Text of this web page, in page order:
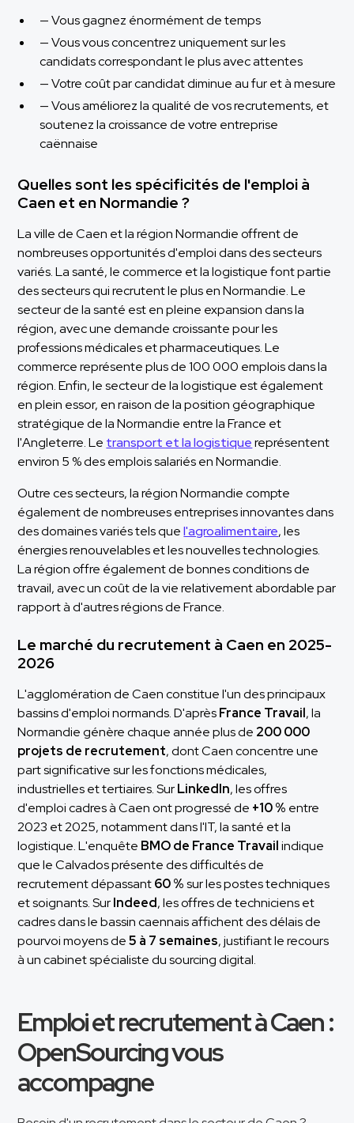
— Vous gagnez énormément de temps
— Vous vous concentrez uniquement sur les
candidats correspondant le plus avec attentes
— Votre coût par candidat diminue au fur et à mesure
— Vous améliorez la qualité de vos recrutements, et
soutenez la croissance de votre entreprise
caënnaise
Quelles sont les spécificités de l'emploi à
Caen et en Normandie ?
La ville de Caen et la région Normandie offrent de
nombreuses opportunités d'emploi dans des secteurs
variés. La santé, le commerce et la logistique font partie
des secteurs qui recrutent le plus en Normandie. Le
secteur de la santé est en pleine expansion dans la
région, avec une demande croissante pour les
professions médicales et pharmaceutiques. Le
commerce représente plus de 100 000 emplois dans la
région. Enfin, le secteur de la logistique est également
en plein essor, en raison de la position géographique
stratégique de la Normandie entre la France et
l'Angleterre. Le transport et la logistiquereprésentent
environ 5 % des emplois salariés en Normandie.
Outre ces secteurs, la région Normandie compte
également de nombreuses entreprises innovantes dans
des domaines variés tels quel'agroalimentaire, les
énergies renouvelables et les nouvelles technologies.
La région offre également de bonnes conditions de
travail, avec un coût de la vie relativement abordable par
rapport à d'autres régions de France.
Le marché du recrutement à Caen en 2025-
2026
L'agglomération de Caen constitue l'un des principaux
bassins d'emploi normands. D'aprèsFrance Travail, la
Normandie génère chaque année plus de 200 000
projets de recrutement, dont Caen concentre une
part significative sur les fonctions médicales,
industrielles et tertiaires. SurLinkedIn, les offres
d'emploi cadres à Caen ont progressé de +10 % entre
2023 et 2025, notamment dans l'IT, la santé et la
logistique. L'enquête BMO de France Travailindique
que le Calvados présente des difficultés de
recrutement dépassant60 %sur les postes techniques
et soignants. SurIndeed, les offres de techniciens et
cadres dans le bassin caennais affichent des délais de
pourvoi moyens de5 à 7 semaines, justifiant le recours
à un cabinet spécialiste du sourcing digital.
Emploi et recrutement à Caen :
OpenSourcing vous
accompagne